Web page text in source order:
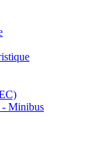
- Minibus